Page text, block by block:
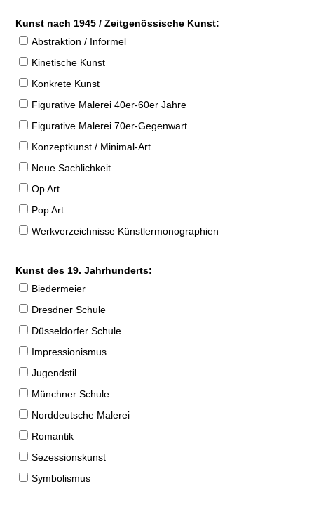
Kunst nach 1945 / Zeitgenössische Kunst:
Abstraktion / Informel
Kinetische Kunst
Konkrete Kunst
Figurative Malerei 40er-60er Jahre
Figurative Malerei 70er-Gegenwart
Konzeptkunst / Minimal-Art
Neue Sachlichkeit
Op Art
Pop Art
Werkverzeichnisse Künstlermonographien
Kunst des 19. Jahrhunderts:
Biedermeier
Dresdner Schule
Düsseldorfer Schule
Impressionismus
Jugendstil
Münchner Schule
Norddeutsche Malerei
Romantik
Sezessionskunst
Symbolismus